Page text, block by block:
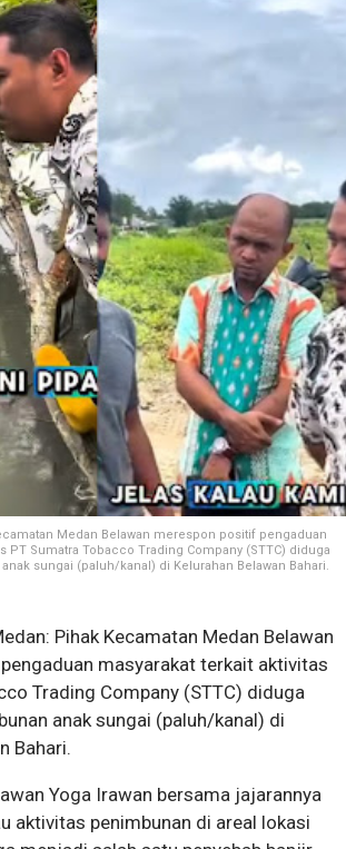
Medan Belawan merespon positif pengaduan
PT Sumatra Tobacco Trading Company (STTC) diduga
sungai (paluh/kanal) di Kelurahan Belawan Bahari.
Pihak Kecamatan Medan Belawan
masyarakat terkait aktivitas
Trading Company (STTC) diduga
anak sungai (paluh/kanal) di
Bahari.
Yoga Irawan bersama jajarannya
aktivitas penimbunan di areal lokasi